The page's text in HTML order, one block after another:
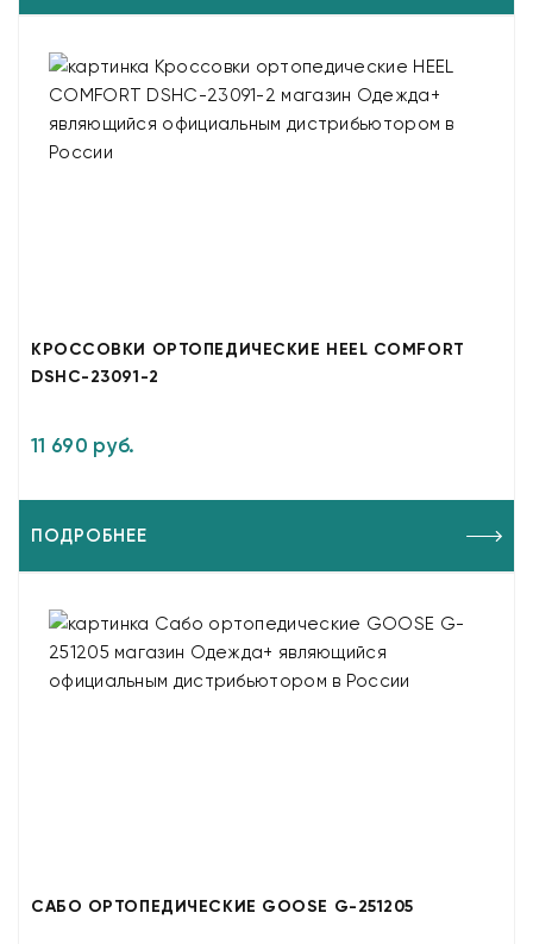
КРОССОВКИ ОРТОПЕДИЧЕСКИЕ HEEL COMFORT
DSHC-23091-2
11 690 руб.
ПОДРОБНЕЕ
САБО ОРТОПЕДИЧЕСКИЕ GOOSE G-251205